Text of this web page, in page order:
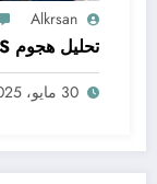
Alkrsan
تحليل هجوم DDoS وكيفية منعه
30 مايو، 2025